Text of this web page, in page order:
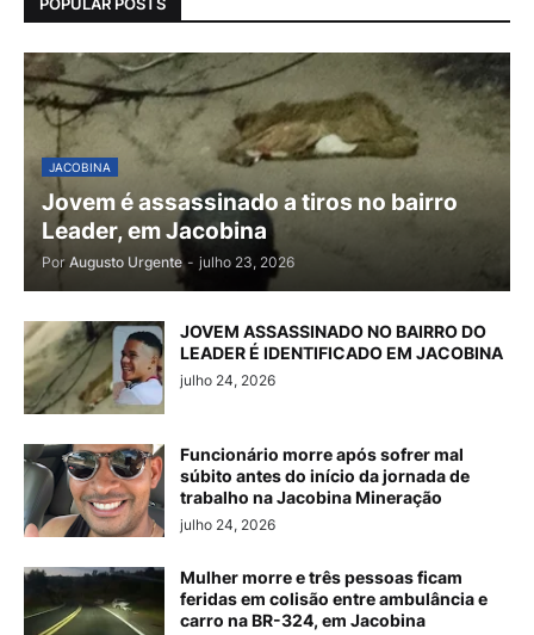
POPULAR POSTS
JACOBINA
Jovem é assassinado a tiros no bairro
Leader, em Jacobina
Por Augusto Urgente - julho 23, 2026
JOVEM ASSASSINADO NO BAIRRO DO
LEADER É IDENTIFICADO EM JACOBINA
julho 24, 2026
Funcionário morre após sofrer mal
súbito antes do início da jornada de
trabalho na Jacobina Mineração
julho 24, 2026
Mulher morre e três pessoas ficam
feridas em colisão entre ambulância e
carro na BR-324, em Jacobina